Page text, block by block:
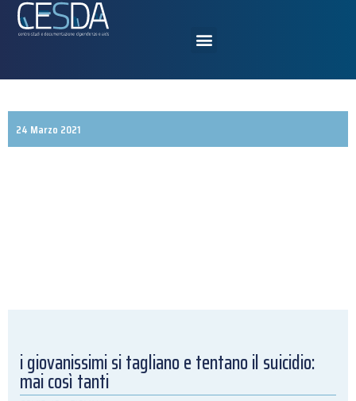
24 Marzo 2021
i giovanissimi si tagliano e tentano il suicidio:
mai così tanti